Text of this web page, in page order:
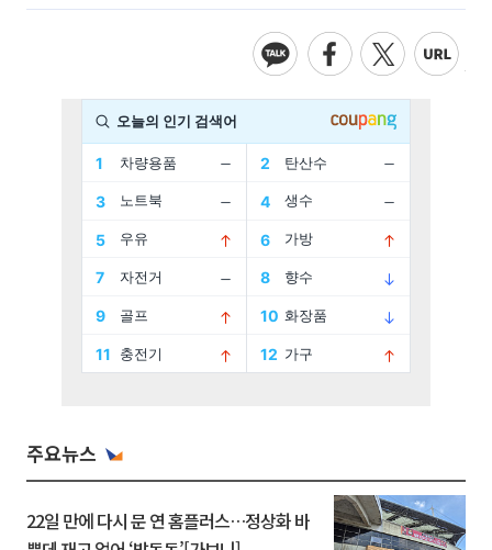
주요뉴스
22일 만에 다시 문 연 홈플러스…정상화 바